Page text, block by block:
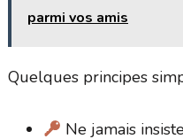
parmi vos amis
Quelques principes
Ne jamais